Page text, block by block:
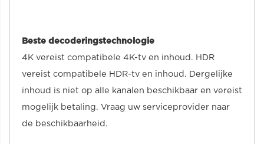
Beste decoderingstechnologie
4K vereist compatibele 4K-tv en inhoud. HDR
vereist compatibele HDR-tv en inhoud. Dergelijke
inhoud is niet op alle kanalen beschikbaar en vereist
mogelijk betaling. Vraag uw serviceprovider naar
de beschikbaarheid.